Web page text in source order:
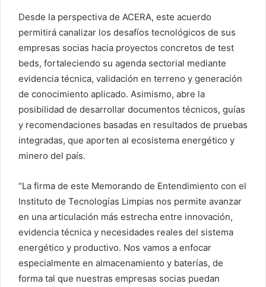
Desde la perspectiva de ACERA, este acuerdo
permitirá canalizar los desafíos tecnológicos de sus
empresas socias hacia proyectos concretos de test
beds, fortaleciendo su agenda sectorial mediante
evidencia técnica, validación en terreno y generación
de conocimiento aplicado. Asimismo, abre la
posibilidad de desarrollar documentos técnicos, guías
y recomendaciones basadas en resultados de pruebas
integradas, que aporten al ecosistema energético y
minero del país.
“La firma de este Memorando de Entendimiento con el
Instituto de Tecnologías Limpias nos permite avanzar
en una articulación más estrecha entre innovación,
evidencia técnica y necesidades reales del sistema
energético y productivo. Nos vamos a enfocar
especialmente en almacenamiento y baterías, de
forma tal que nuestras empresas socias puedan